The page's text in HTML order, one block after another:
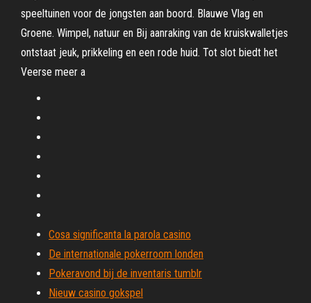
speeltuinen voor de jongsten aan boord. Blauwe Vlag en
Groene. Wimpel, natuur en Bij aanraking van de kruiskwalletjes
ontstaat jeuk, prikkeling en een rode huid. Tot slot biedt het
Veerse meer a
Cosa significanta la parola casino
De internationale pokerroom londen
Pokeravond bij de inventaris tumblr
Nieuw casino gokspel